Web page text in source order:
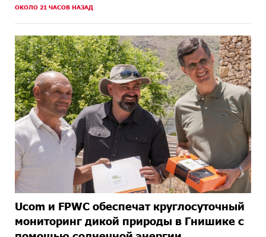
ОКОЛО 21 ЧАСОВ НАЗАД
Ucom и FPWC обеспечат круглосуточный
мониторинг дикой природы в Гнишике с